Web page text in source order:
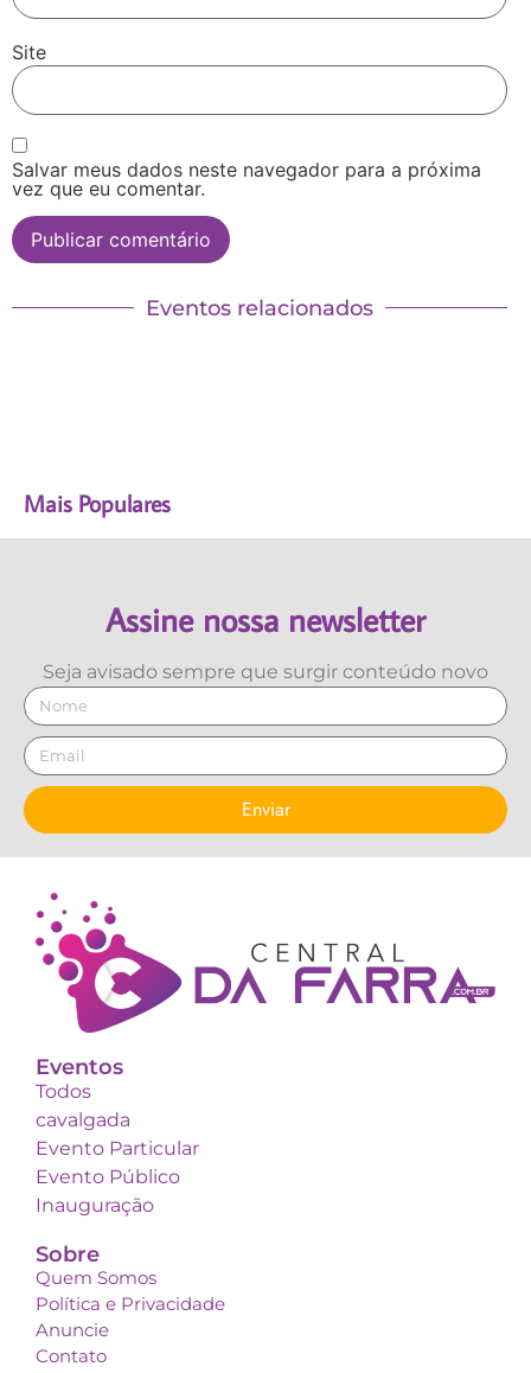
Site
Salvar meus dados neste navegador para a próxima
vez que eu comentar.
Eventos relacionados
Mais Populares
Assine nossa newsletter
Seja avisado sempre que surgir conteúdo novo
Enviar
Eventos
Todos
cavalgada
Evento Particular
Evento Público
Inauguração
Sobre
Quem Somos
Política e Privacidade
Anuncie
Contato